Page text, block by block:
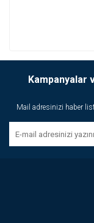
Kampanyalar
Mail adresinizi haber